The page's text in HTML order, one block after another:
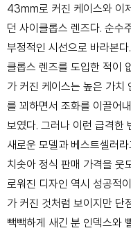
43mm로 커진 케이스와 이
던 사이클롭스 렌즈다. 순수
부정적인 시선으로 바라본
클롭스 렌즈를 도입한 적이
가 커진 케이스는 높은 가치
를 꾀하면서 조화를 이끌어
보였다. 그러나 이런 급격한
새로운 모델과 베스트셀러
치솟아 정식 판매 가격을 웃
로워진 디자인 역시 성공적
가 커진 것처럼 보이지만 단
빽빽하게 새긴 분 인덱스와